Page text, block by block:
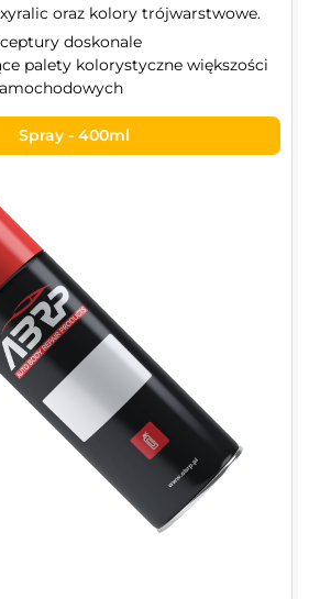
oraz kolory trójwarstwowe.
doskonale
palety kolorystyczne większości
Spray - 400ml